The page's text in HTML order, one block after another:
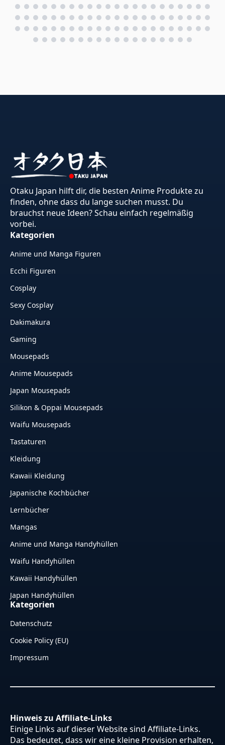
Otaku Japan hilft dir, die besten Anime Produkte zu
finden, ohne dass du lange suchen musst. Du
brauchst neue Ideen? Schau einfach regelmäßig
vorbei.
Kategorien
Anime und Manga Figuren
Ecchi Figuren
Cosplay
Sexy Cosplay
Dakimakura
Gaming
Mousepads
Anime Mousepads
Japan Mousepads
Silikon & Oppai Mousepads
Waifu Mousepads
Tastaturen
Kleidung
Kawaii Kleidung
Japanische Kochbücher
Lernbücher
Mangas
Anime und Manga Handyhüllen
Waifu Handyhüllen
Kawaii Handyhüllen
Japan Handyhüllen
Kategorien
Datenschutz
Cookie Policy (EU)
Impressum
Hinweis zu Affiliate-Links
Einige Links auf dieser Website sind Affiliate-Links.
Das bedeutet, dass wir eine kleine Provision erhalten,